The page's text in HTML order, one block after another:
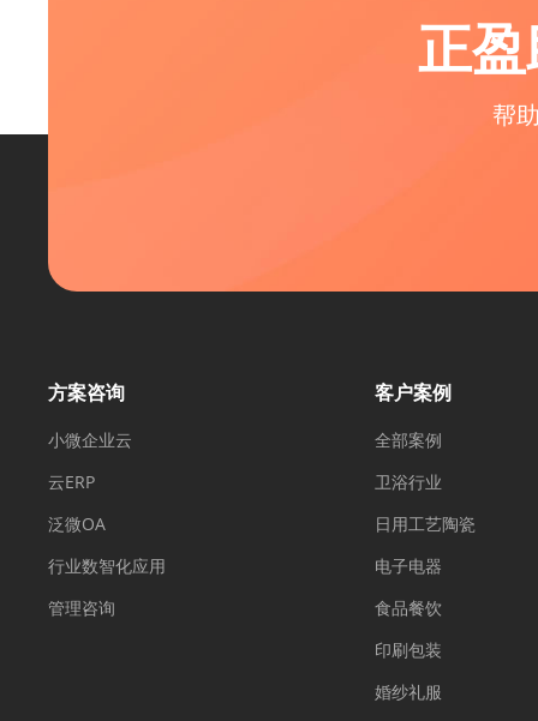
正
帮
方案咨询
小微企业云
云ERP
泛微OA
行业数智化应用
管理咨询
客户案例
全部案例
卫浴行业
日用工艺陶瓷
电子电器
食品餐饮
印刷包装
婚纱礼服